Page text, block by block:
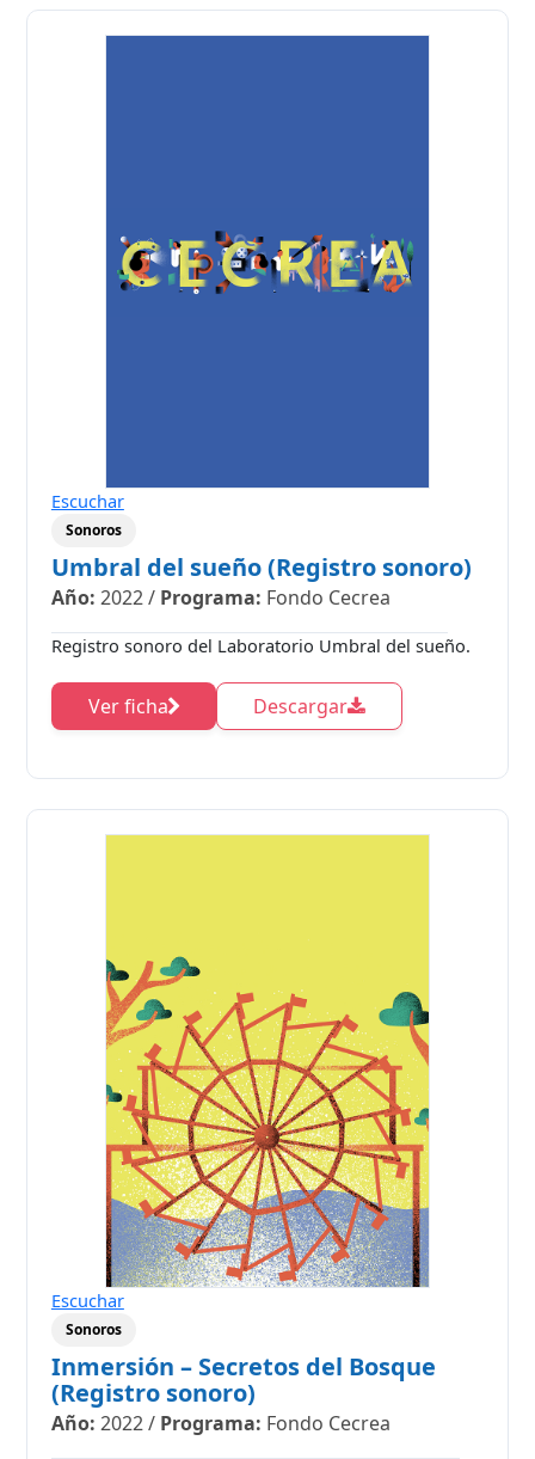
Escuchar
Sonoros
Umbral del sueño (Registro sonoro)
Año: 2022/ Programa: Fondo Cecrea
Registro sonoro del Laboratorio Umbral del sueño.
Ver ficha Descargar
Escuchar
Sonoros
Inmersión – Secretos del Bosque
(Registro sonoro)
Año: 2022/ Programa: Fondo Cecrea